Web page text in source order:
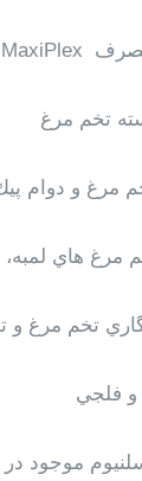
MaxiPlex
تخم مرغ
مرغ و دوام
مرغ هاي
تخم مرغ و
و فلجي
موجود در